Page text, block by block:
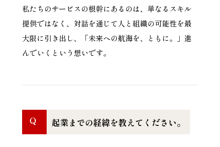
私たちのサービスの根幹にあるのは、単なるスキル
提供ではなく、対話を通じて人と組織の可能性を最
大限に引き出し、「未来への航海を、ともに。」進
んでいくという想いです。
Q 起業までの経緯を教えてください。